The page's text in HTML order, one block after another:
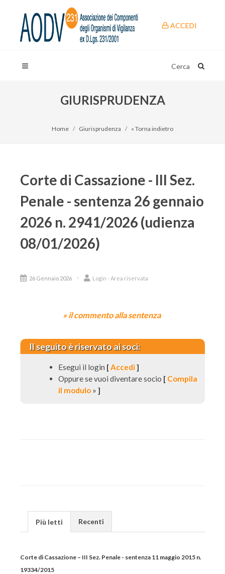
ACCEDI
Cerca
GIURISPRUDENZA
Home Giurisprudenza « Torna indietro
Corte di Cassazione - III Sez.
Penale - sentenza 26 gennaio
2026 n. 2941/2026 (udienza
08/01/2026)
26 Gennaio 2026 Login - Area riservata
» il commento alla sentenza
Il seguito è riservato ai soci:
Esegui il login [Accedi]
Oppure se vuoi diventare socio [ Compila
il modulo » ]
Più letti Recenti
Corte di Cassazione – III Sez. Penale - sentenza 11 maggio 2015 n.
19334/2015